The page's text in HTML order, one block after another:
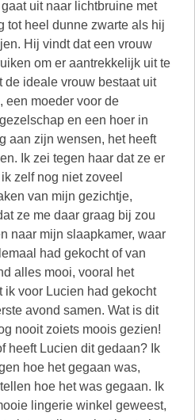
uit naar lichtbruine met
tot heel dunne zwarte als hij
Hij vindt dat een vrouw
om er aantrekkelijk uit te
de ideale vrouw bestaat uit
een moeder voor de
en een hoer in
aan zijn wensen, het heeft
Ik zei tegen haar dat ze er
zelf nog niet zoveel
van mijn gezichtje,
ze me daar graag bij zou
naar mijn slaapkamer, waar
had gekocht of van
alles mooi, vooral het
ik voor Lucien had gekocht
avond samen. Wat is dit
nooit zoiets moois gezien!
heeft Lucien dit gedaan? Ik
hoe het gegaan was,
hoe het was gegaan. Ik
lingerie winkel geweest,